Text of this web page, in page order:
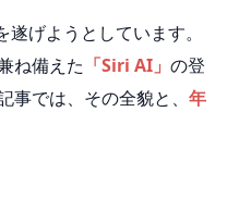
げようとしています。
ね備えた 「Siri AI」 の登
では、その全貌と、 年